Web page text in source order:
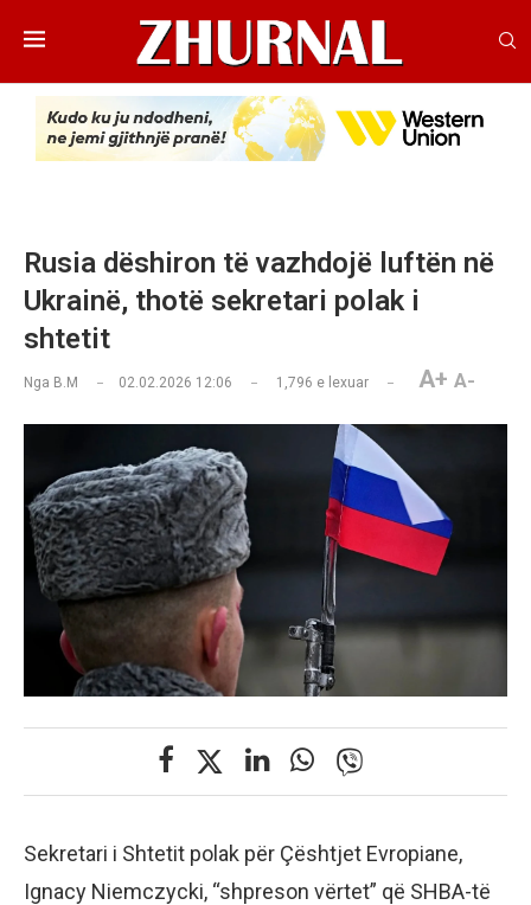
Rusia dëshiron të vazhdojë luftën në
Ukrainë, thotë sekretari polak i
shtetit
Nga B.M 02.02.2026 12:06 1,796 e lexuar A+ A-
Sekretari i Shtetit polak për Çështjet Evropiane,
Ignacy Niemczycki, “shpreson vërtet” që SHBA-të